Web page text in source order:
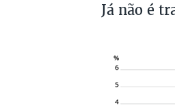
Já não é